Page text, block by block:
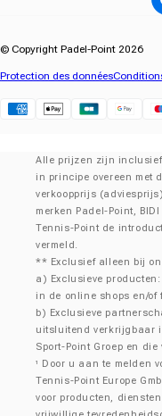
© Copyright Padel-Point 2026
Protection des données
Alle prijzen zijn inclusief
in principe overeen met
verkoopprijs
merken Padel-Point,
Tennis-Point de
vermeld.
** Exclusief alleen bij
a) Exclusieve
in de online shops en/of
b) Exclusieve
uitsluitend verkrijgbaar
Sport-Point Groep en
¹ Door u aan te melden
Tennis-Point Europe
voor producten,